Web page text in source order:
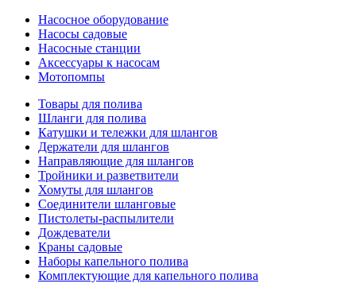
Насосное оборудование
Насосы садовые
Насосные станции
Аксессуары к насосам
Мотопомпы
Товары для полива
Шланги для полива
Катушки и тележки для шлангов
Держатели для шлангов
Направляющие для шлангов
Тройники и разветвители
Хомуты для шлангов
Соединители шланговые
Пистолеты-распылители
Дождеватели
Краны садовые
Наборы капельного полива
Комплектующие для капельного полива